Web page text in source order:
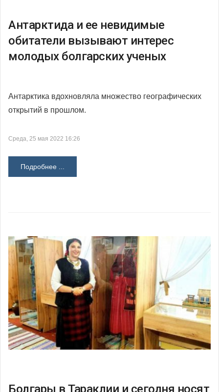
Антарктида и ее невидимые
обитатели вызывают интерес
молодых болгарских ученых
Антарктика вдохновляла множество географических
открытий в прошлом.
Среда, 25 мая 2022 16:26
Подробнее ...
Болгары в Тараклии и сегодня носят